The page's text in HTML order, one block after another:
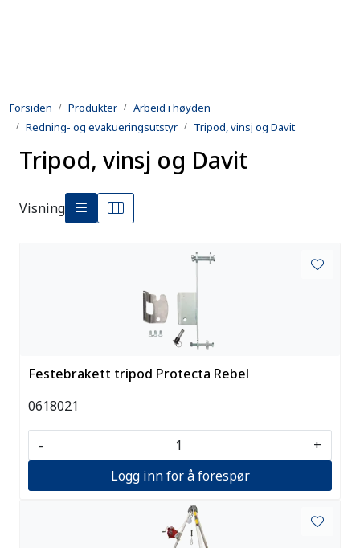
Forsiden Produkter
Arbeid i høyden
Redning- og evakueringsutstyr
Tripod, vinsj og Davit
Tripod, vinsj og Davit
Visning
Festebrakett tripod Protecta Rebel
0618021
-
+
Logg inn for å forespør
Utleie
Kontroll og reparasjon
Forsvarsindustri